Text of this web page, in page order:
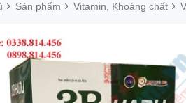
Sản phẩm Vitamin, Khoáng chất